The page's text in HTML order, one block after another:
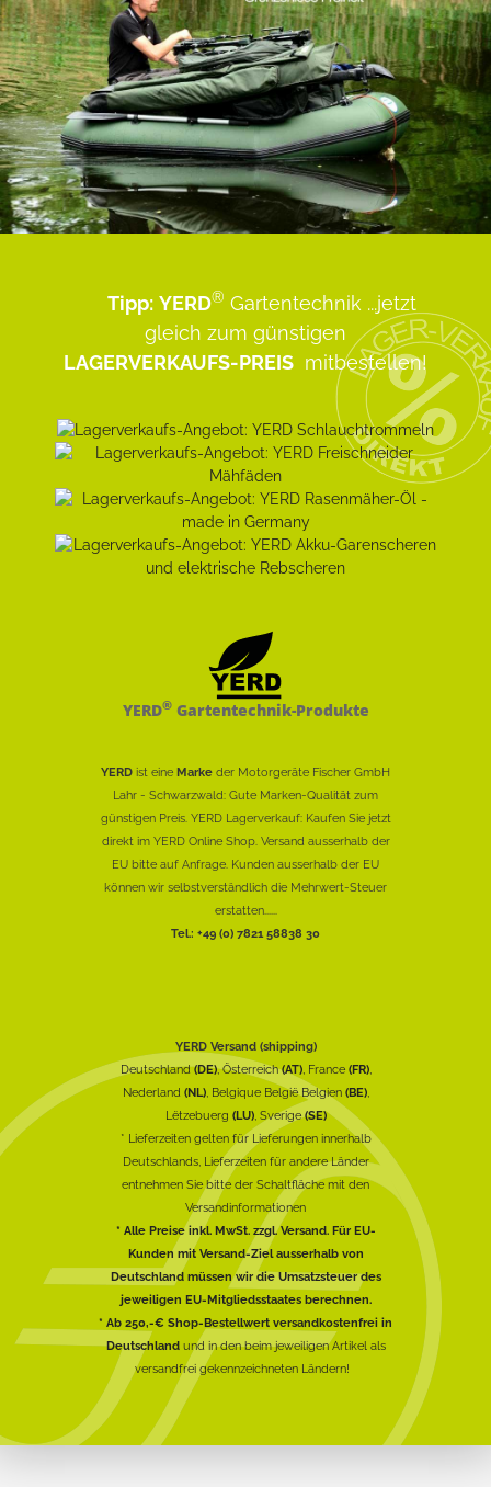
Tipp: YERD® Gartentechnik ...jetzt
gleich zum günstigen
LAGERVERKAUFS-PREIS mitbestellen!
YERD®Gartentechnik-Produkte
YERD ist eine Marke der Motorgeräte Fischer GmbH
Lahr - Schwarzwald: Gute Marken-Qualität zum
günstigen Preis. YERD Lagerverkauf: Kaufen Sie jetzt
direkt im YERD Online Shop. Versand ausserhalb der
EU bitte auf Anfrage. Kunden ausserhalb der EU
können wir selbstverständlich die Mehrwert-Steuer
erstatten......
Tel.: +49 (0) 7821 58838 30
YERD Versand (shipping)
Deutschland(DE), Österreich(AT), France (FR),
Nederland (NL), Belgique België Belgien (BE),
Lëtzebuerg (LU), Sverige(SE)
* Lieferzeiten gelten für Lieferungen innerhalb
Deutschlands, Lieferzeiten für andere Länder
entnehmen Sie bitte der Schaltfläche mit den
Versandinformationen
* Alle Preise inkl. MwSt. zzgl. Versand. Für EU-
Kunden mit Versand-Ziel ausserhalb von
Deutschland müssen wir die Umsatzsteuer des
jeweiligen EU-Mitgliedsstaates berechnen.
* Ab 250,-€ Shop-Bestellwert versandkostenfrei in
Deutschlandund in den beim jeweiligen Artikel als
versandfrei gekennzeichneten Ländern!